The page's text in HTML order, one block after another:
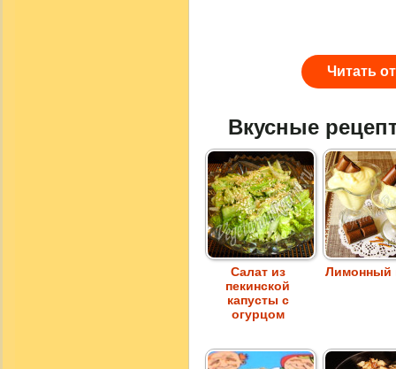
Читать
Вкусные
Салат из
пекинской
капусты с
огурцом
Лимонный